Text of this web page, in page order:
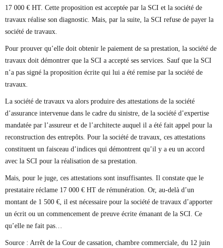
17 000 € HT. Cette proposition est acceptée par la SCI et la société de
travaux réalise son diagnostic. Mais, par la suite, la SCI refuse de payer la
société de travaux.
Pour prouver qu’elle doit obtenir le paiement de sa prestation, la société de
travaux doit démontrer que la SCI a accepté ses services. Sauf que la SCI
n’a pas signé la proposition écrite qui lui a été remise par la société de
travaux.
La société de travaux va alors produire des attestations de la société
d’assurance intervenue dans le cadre du sinistre, de la société d’expertise
mandatée par l’assureur et de l’architecte auquel il a été fait appel pour la
reconstruction des entrepôts. Pour la société de travaux, ces attestations
constituent un faisceau d’indices qui démontrent qu’il y a eu un accord
avec la SCI pour la réalisation de sa prestation.
Mais, pour le juge, ces attestations sont insuffisantes. Il constate que le
prestataire réclame 17 000 € HT de rémunération. Or, au-delà d’un
montant de 1 500 €, il est nécessaire pour la société de travaux d’apporter
un écrit ou un commencement de preuve écrite émanant de la SCI. Ce
qu’elle ne fait pas…
Source : Arrêt de la Cour de cassation, chambre commerciale, du 12 juin